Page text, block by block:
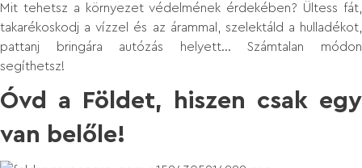
Mit tehetsz a környezet védelmének érdekében? Ültess fát,
takarékoskodj a vízzel és az árammal, szelektáld a hulladékot,
pattanj bringára autózás helyett... Számtalan módon
segíthetsz!
Óvd a Földet, hiszen csak egy
van belőle!